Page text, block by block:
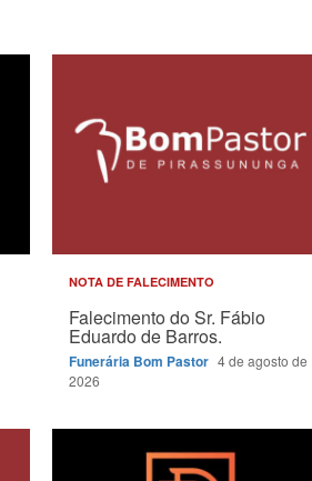
NOTA DE FALECIMENTO
Falecimento do Sr. Fábio
Eduardo de Barros.
Funerária Bom Pastor 4 de agosto de
2026